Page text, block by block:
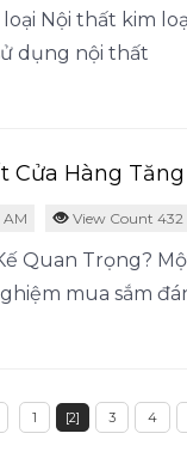
Nội thất kim
dụng nội thất
Cửa Hàng
AM View Count 432
Quan Trọng?
mua sắm
1 [2] 3 4